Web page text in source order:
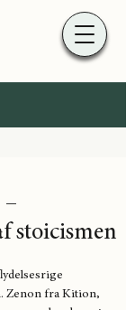
stoicismen
Zenon fra Kition,